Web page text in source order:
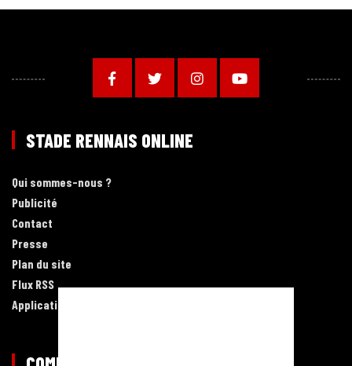
STADE RENNAIS ONLINE
Qui sommes-nous ?
Publicité
Contact
Presse
Plan du site
Flux RSS
Application mobile